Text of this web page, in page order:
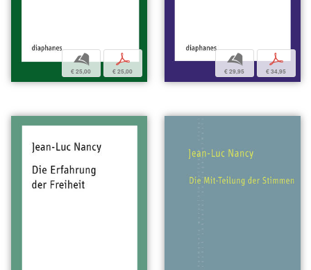
b
€ 25,00
p
€ 25,00
b
€ 29,95
p
€ 34,95